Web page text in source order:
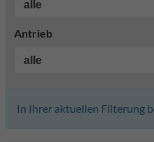
Antrieb
In Ihrer aktuellen Filterung